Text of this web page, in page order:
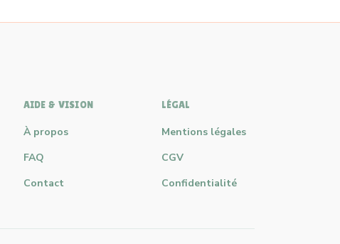
AIDE & VISION
À propos
FAQ
Contact
LÉGAL
Mentions légales
CGV
Confidentialité